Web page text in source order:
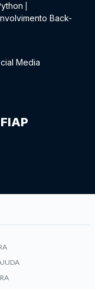
Back-
Media